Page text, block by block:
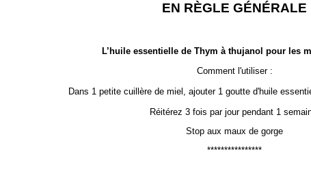
EN RÈGLE GÉNÉRALE
L’huile essentielle de Thym à thujanol pour les
Comment l'utiliser :
Dans 1 petite cuillère de miel, ajouter 1 goutte d'huile
Réitérez 3 fois par jour pendant 1
Stop aux maux de gorge
****************